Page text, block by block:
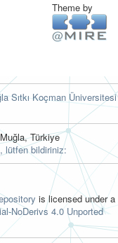
Theme by
Sıtkı Koçman Üniversitesi
Türkiye
lütfen bildiriniz:
is licensed under a
NoDerivs 4.0 Unported